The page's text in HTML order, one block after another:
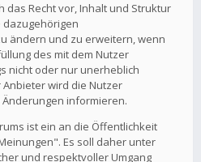
das Recht vor, Inhalt und Struktur
dazugehörigen
ändern und zu erweitern, wenn
des mit dem Nutzer
nicht oder nur unerheblich
wird die Nutzer
informieren.
ist ein an die Öffentlichkeit
Es soll daher unter
und respektvoller Umgang